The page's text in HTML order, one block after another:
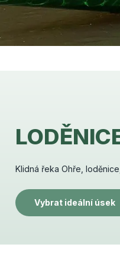
Klidná řeka Ohře,
Vybrat ideální úsek